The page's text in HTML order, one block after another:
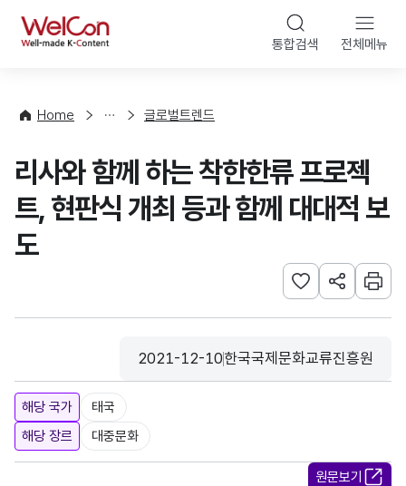
WelCon 통합검색 전체메뉴
Home
향
계
글로벌트렌드
리사와 함께 하는 착한한류 프로젝
트, 현판식 개최 등과 함께 대대적 보
도
관심사 등록하기
URL 공유하
인쇄
등록일
2021-12-10
수집기관
한국국제문화교류진흥원
해당 국가
태국
해당 장르
대중문화
원문보기